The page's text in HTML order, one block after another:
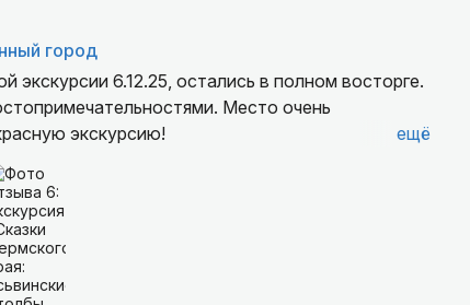
город
6.12.25, остались в полном восторге.
Место очень
экскурсию!
ещё